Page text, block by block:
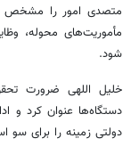
متصدی امور را مشخص
مأموریت‌های محوله،
شود.
خلیل اللهی ضرورت
دستگاه‌ها عنوان کرد و
دولتی زمینه را برای سو